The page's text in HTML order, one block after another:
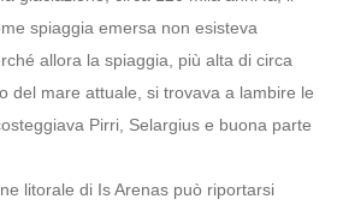
spiaggia emersa non esisteva
allora la spiaggia, più alta di circa
del mare attuale, si trovava a lambire le
Pirri, Selargius e buona parte
litorale di Is Arenas può riportarsi